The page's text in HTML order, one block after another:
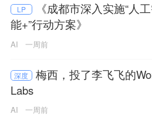
LP
《成都市深入实施“人
能+”行动方案》
AI 一周前
深度
梅西，投了李飞飞的
Labs
AI 一周前